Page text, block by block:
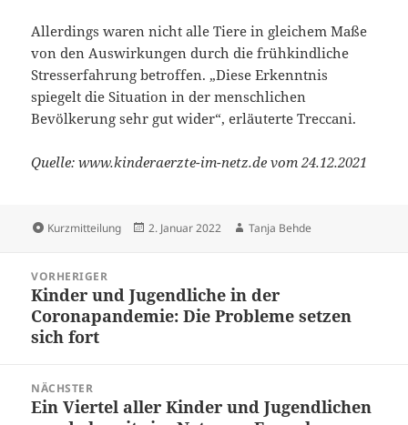
Allerdings waren nicht alle Tiere in gleichem Maße
von den Auswirkungen durch die frühkindliche
Stresserfahrung betroffen. „Diese Erkenntnis
spiegelt die Situation in der menschlichen
Bevölkerung sehr gut wider“, erläuterte Treccani.
Quelle: www.kinderaerzte-im-netz.de vom 24.12.2021
Format
Kurzmitteilung
Veröffentlicht
2. Januar 2022 Autor
Tanja Behde
VORHERIGER
Vorheriger
Beitrag:
Kinder und Jugendliche in der
Coronapandemie: Die Probleme setzen
sich fort
NÄCHSTER
Nächster
Ein Viertel aller Kinder und Jugendlichen